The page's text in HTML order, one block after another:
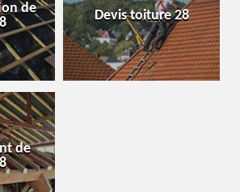
de
Devis toiture 28
de